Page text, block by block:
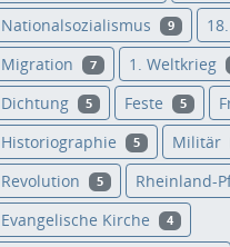
Nationalsozialismus 9
Migration 7 1. Weltkrieg
Dichtung 5 Feste 5
Historiographie 5 Militär
Revolution 5 Rheinland-
Evangelische Kirche 4